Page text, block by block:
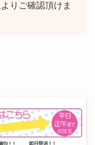
よりご確認頂けま